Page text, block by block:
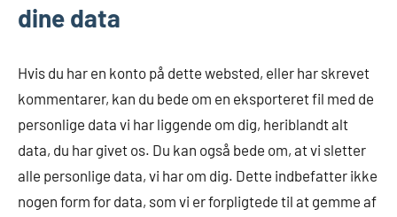
dine data
Hvis du har en konto på dette websted, eller har skrevet
kommentarer, kan du bede om en eksporteret fil med de
personlige data vi har liggende om dig, heriblandt alt
data, du har givet os. Du kan også bede om, at vi sletter
alle personlige data, vi har om dig. Dette indbefatter ikke
nogen form for data, som vi er forpligtede til at gemme af